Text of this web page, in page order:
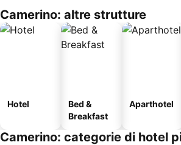
Camerino: altre strutture
Hotel
Bed &
Breakfast
Aparthotel
Camerino: categorie di hotel